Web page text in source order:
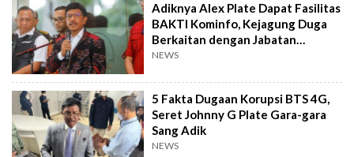
Adiknya Alex Plate Dapat Fasilitas
BAKTI Kominfo, Kejagung Duga
Berkaitan dengan Jabatan
Menkominfo Jhonny Plate
NEWS
5 Fakta Dugaan Korupsi BTS 4G,
Seret Johnny G Plate Gara-gara
Sang Adik
NEWS